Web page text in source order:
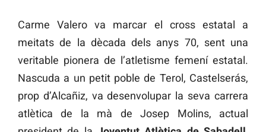
Carme Valero va marcar el cross estatal a
meitats de la dècada dels anys 70, sent una
veritable pionera de l’atletisme femení estatal.
Nascuda a un petit poble de Terol, Castelserás,
prop d’Alcañiz, va desenvolupar la seva carrera
atlètica de la mà de Josep Molins, actual